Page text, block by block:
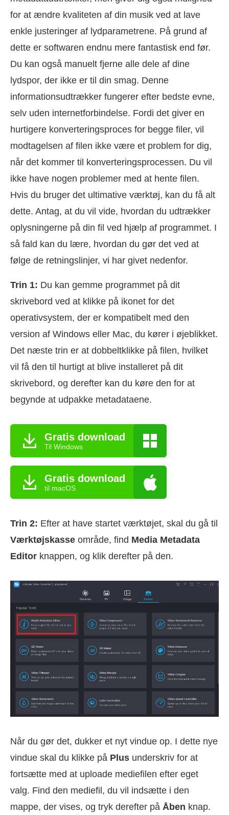
for at ændre kvaliteten af din musik ved at lave
enkle justeringer af lydparametrene. På grund af
dette er softwaren endnu mere fantastisk end før.
Du kan også manuelt fjerne alle dele af dine
lydspor, der ikke er til din smag. Denne
informationsudtrækker fungerer efter bedste evne,
selv uden internetforbindelse. Fordi det giver en
hurtigere konverteringsproces for begge filer, vil
modtagelsen af filen ikke være et problem for dig,
når det kommer til konverteringsprocessen. Du vil
ikke have nogen problemer med at hente filen.
Hvis du bruger det ultimative værktøj, kan du få alt
dette. Antag, at du vil vide, hvordan du udtrækker
oplysningerne på din fil ved hjælp af programmet. I
så fald kan du lære, hvordan du gør det ved at
følge de retningslinjer, vi har givet nedenfor.
Trin 1: Du kan gemme programmet på dit
skrivebord ved at klikke på ikonet for det
operativsystem, der er kompatibelt med den
version af Windows eller Mac, du kører i øjeblikket.
Det næste trin er at dobbeltklikke på filen, hvilket
vil få den til hurtigt at blive installeret på dit
skrivebord, og derefter kan du køre den for at
begynde at udpakke metadataene.
Gratis download
Til Windows
Gratis download
til macOS
Trin 2: Efter at have startet værktøjet, skal du gå til
Værktøjskasse område, find Media Metadata
Editor knappen, og klik derefter på den.
Når du gør det, dukker et nyt vindue op. I dette nye
vindue skal du klikke på Plus underskriv for at
fortsætte med at uploade mediefilen efter eget
valg. Find den mediefil, du vil indsætte i den
mappe, der vises, og tryk derefter på Åben knap.